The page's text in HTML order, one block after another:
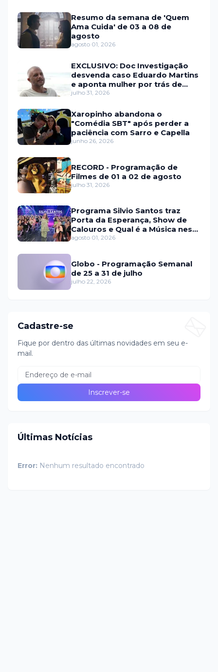
Resumo da semana de 'Quem
Ama Cuida' de 03 a 08 de
agosto
agosto 01, 2026
EXCLUSIVO: Doc Investigação
desvenda caso Eduardo Martins
e aponta mulher por trás de
fraude internacional
julho 31, 2026
Xaropinho abandona o
"Comédia SBT" após perder a
paciência com Sarro e Capella
junho 26, 2026
RECORD - Programação de
Filmes de 01 a 02 de agosto
julho 31, 2026
Programa Silvio Santos traz
Porta da Esperança, Show de
Calouros e Qual é a Música neste
domingo (2)
agosto 01, 2026
Globo - Programação Semanal
de 25 a 31 de julho
julho 22, 2026
Cadastre-se
Fique por dentro das últimas novidades em seu e-
mail.
Últimas Notícias
Error: Nenhum resultado encontrado